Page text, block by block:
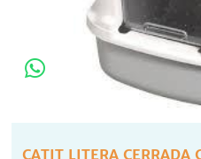
CATIT LITERA CERRADA